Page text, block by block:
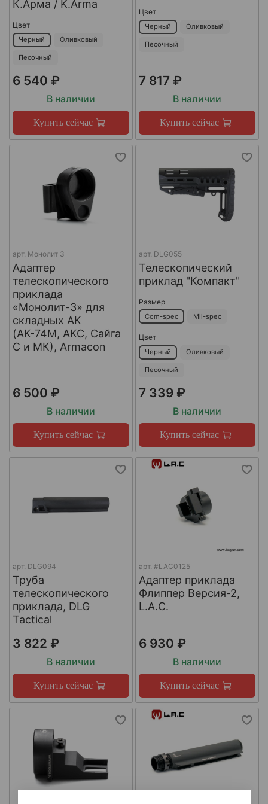
К.Арма / K.Arma
Цвет
Черный Оливковый
Песочный
6 540 ₽
В наличии
Купить сейчас
Цвет
Черный Оливковый
Песочный
7 817 ₽
В наличии
Купить сейчас
арт. Монолит 3
Адаптер
телескопического
приклада
«Монолит-3» для
складных АК
(АК-74М, АКС, Сайга
С и МК), Armacon
6 500 ₽
В наличии
Купить сейчас
арт. DLG055
Телескопический
приклад "Компакт"
Размер
Com-spec Mil-spec
Цвет
Черный Оливковый
Песочный
7 339 ₽
В наличии
Купить сейчас
арт. DLG094
Труба
телескопического
приклада, DLG
Tactical
3 822 ₽
В наличии
Купить сейчас
арт. #LAC0125
Адаптер приклада
Флиппер Версия-2,
L.A.C.
6 930 ₽
В наличии
Купить сейчас